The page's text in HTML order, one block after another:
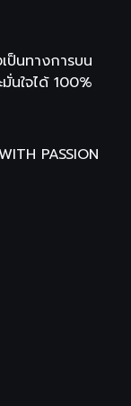
ป็นทางการบน
นใจได้ 100%
PASSION